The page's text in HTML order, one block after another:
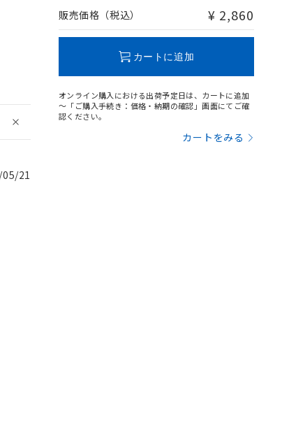
05/21
販売価格（税込） ¥ 2,860
カートに追加
オンライン購入における出荷予定日は、カートに追加
～「ご購入手続き：価格・納期の確認」画面にてご確
認ください。
カートをみる